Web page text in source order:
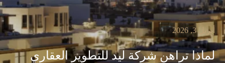
أبريل 3, 2026
لماذا تراهن شركة ليد للتطوير العقاري